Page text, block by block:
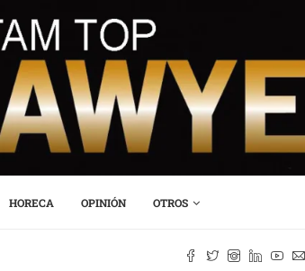
HORECA OPINIÓN OTROS